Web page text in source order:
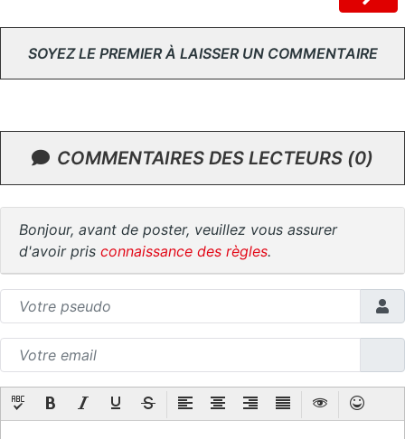
SOYEZ LE PREMIER À LAISSER UN COMMENTAIRE
COMMENTAIRES DES LECTEURS (0)
Bonjour, avant de poster, veuillez vous assurer
d'avoir pris connaissance des règles.